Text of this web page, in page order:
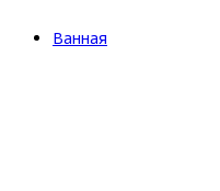
Ванная